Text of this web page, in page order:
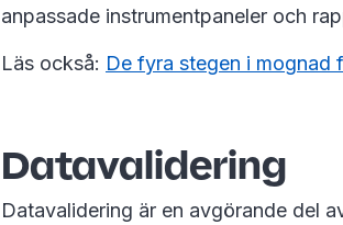
anpassade instrumentpaneler och
Läs också: De fyra stegen i mognad
Datavalidering
Datavalidering är en avgörande del